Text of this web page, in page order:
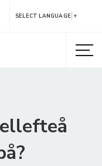
SELECT LANGUAGE ▼